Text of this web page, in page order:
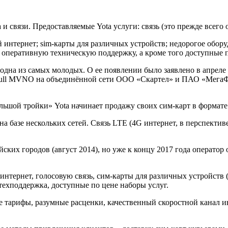
связи. Предоставляемые Yota услуги: связь (это прежде
интернет; sim-карты для различных устройств; недорогое
техническую поддержку, а кроме того доступные
из самых молодых. О ее появлении было заявлено в апреле
MVNO на объединённой сети ООО «Скартел» и ПАО
тройки» Yota начинает продажу своих сим-карт в
базе нескольких сетей. Связь LTE (4G интернет, в
городов (август 2014), но уже к концу 2017 года
голосовую связь, сим-карты для различных
доступные по цене наборы услуг.
разумные расценки, качественный скоростной канал